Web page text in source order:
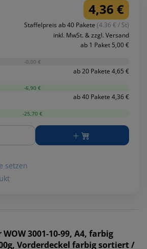
4,36 €
Staffelpreis ab 40 Pakete (4.36 € / St)
inkl. MwSt. & zzgl. Versand
ab 1 Paket 5,00 €
-0,00 €
ab 20 Pakete 4,65 €
-6,90 €
ab 40 Pakete 4,36 €
-25,70 €
setzen
3001-10-99, A4, farbig
Vorderdeckel farbig sortiert /